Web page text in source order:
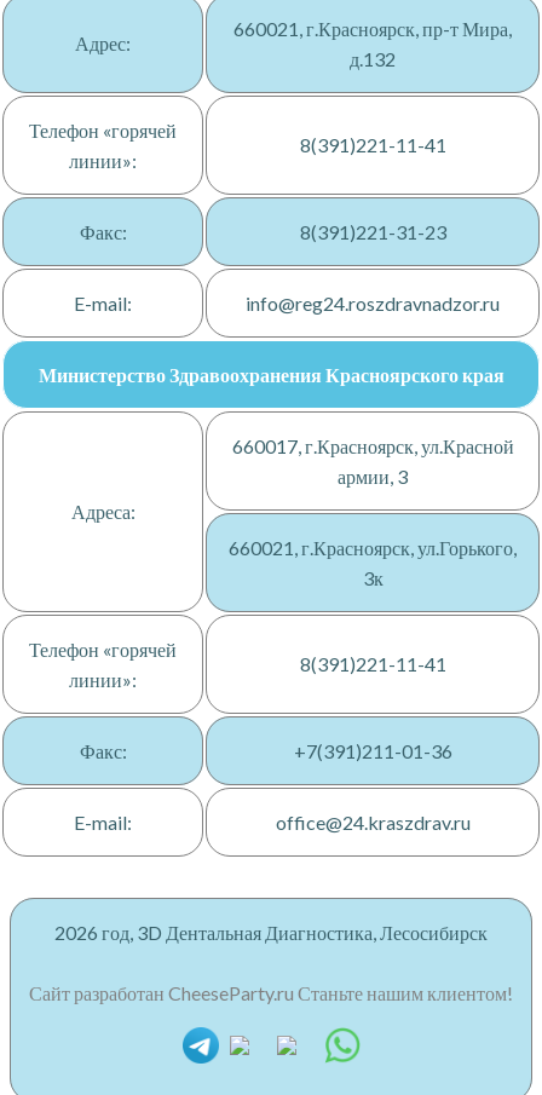
Адрес:
660021, г.Красноярск, пр-т Мира,
д.132
Телефон «горячей
линии»:
8(391)221-11-41
Факс: 8(391)221-31-23
E-mail: info@reg24.roszdravnadzor.ru
Министерство Здравоохранения Красноярского края
Адреса:
660017, г.Красноярск, ул.Красной
армии, 3
660021, г.Красноярск, ул.Горького,
3к
Телефон «горячей
линии»:
8(391)221-11-41
Факс: +7(391)211-01-36
E-mail: office@24.kraszdrav.ru
2026 год, 3D Дентальная Диагностика, Лесосибирск
Сайт разработан CheeseParty.ru Станьте нашим клиентом!